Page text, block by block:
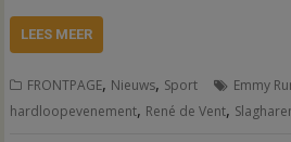
LEES MEER
FRONTPAGE, Nieuws, Sport Emmy
hardloopevenement, René de Vent,